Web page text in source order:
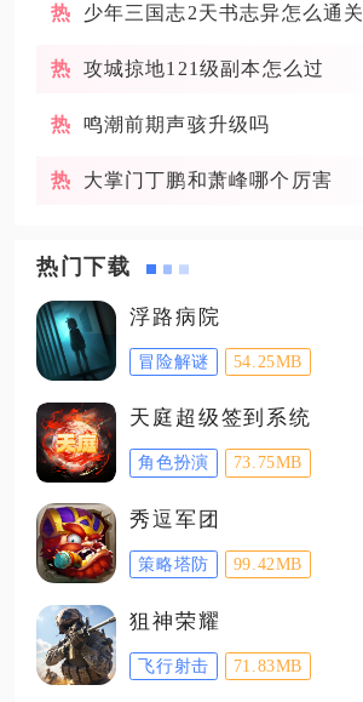
少年三国志2天书志异怎么通关
攻城掠地121级副本怎么过
鸣潮前期声骇升级吗
大掌门丁鹏和萧峰哪个厉害
热门下载
浮路病院
冒险解谜 54.25MB
天庭超级签到系统
角色扮演 73.75MB
秀逗军团
策略塔防 99.42MB
狙神荣耀
飞行射击 71.83MB